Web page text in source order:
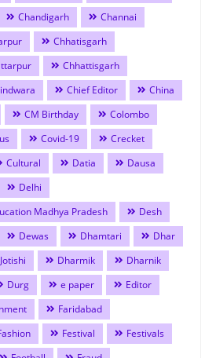
Chandigarh
Channai
Chhatisgarh
Chhattisgarh
Chief Editor
China
CM Birthday
Colombo
Covid-19
Crecket
Cultural Datia
Dausa
Delhi
Madhya Pradesh
Desh
Dewas Dhamtari
Dhar
Dharmik
Dharnik
Durg e paper
Editor
Faridabad
Festival
Festivals